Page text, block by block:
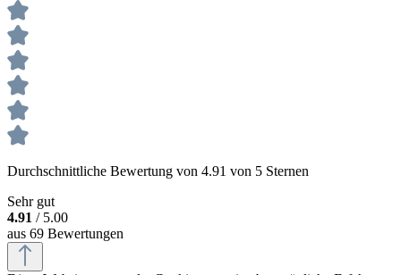
Durchschnittliche Bewertung von 4.91 von 5 Sternen
Sehr gut
4.91 / 5.00
aus 69 Bewertungen